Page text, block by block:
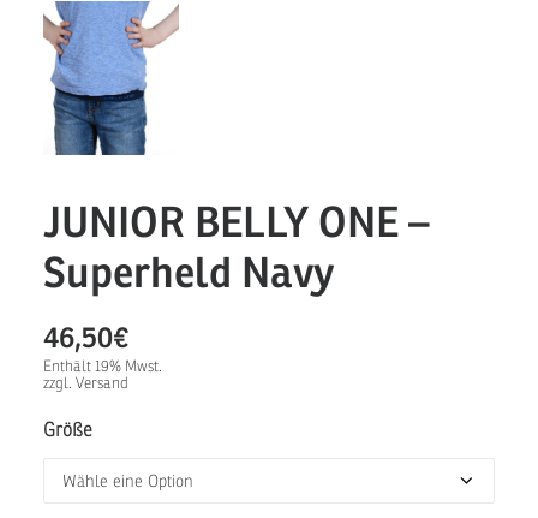
JUNIOR BELLY ONE –
Superheld Navy
46,50€
Enthält 19% Mwst.
zzgl. Versand
Größe